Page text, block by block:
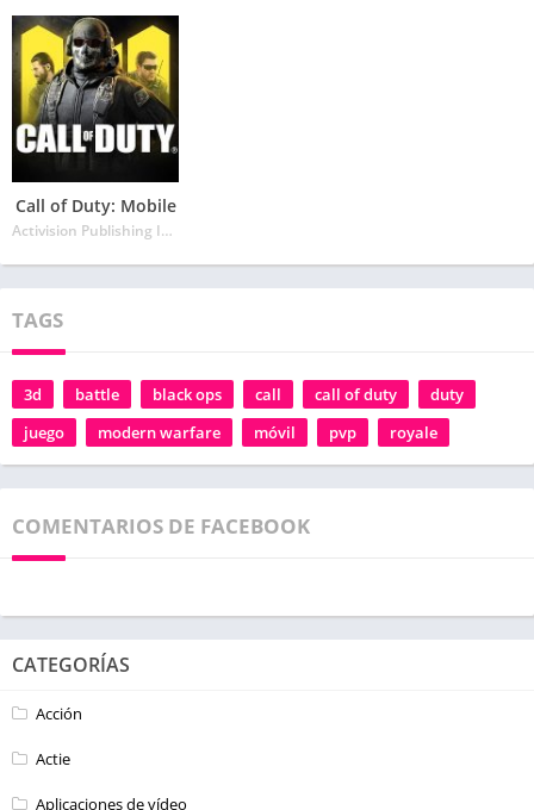
Call of Duty: Mobile
Activision Publishing Inc.
TAGS
3d battle black ops call call of duty
duty
juego
modern warfare móvil pvp royale
COMENTARIOS DE FACEBOOK
CATEGORÍAS
Acción
Actie
Aplicaciones de vídeo